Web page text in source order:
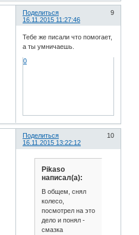
Поделиться
9
16.11.2015 11:27:46
Тебе же писали что помогает,
а ты умничаешь.
0
Поделиться
10
16.11.2015 13:22:12
Pikaso
написал(а):
В общем, снял
колесо,
посмотрел на это
дело и понял -
смазка